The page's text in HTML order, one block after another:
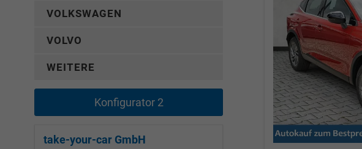
VOLKSWAGEN
VOLVO
WEITERE
Konfigurator 2
take-your-car GmbH